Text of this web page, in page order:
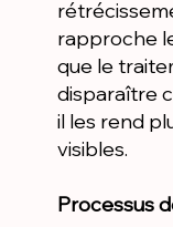
rapproche
que le
disparaître
il les rend
visibles.
Processus